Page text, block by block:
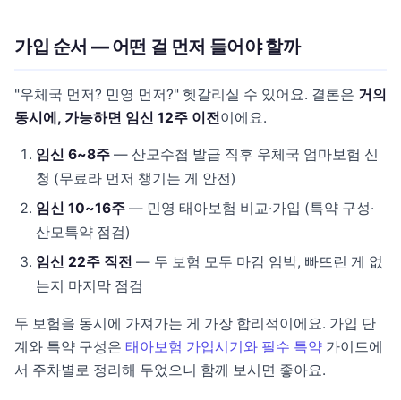
가입 순서 — 어떤 걸 먼저 들어야 할까
"우체국 먼저? 민영 먼저?" 헷갈리실 수 있어요. 결론은 거의
동시에, 가능하면 임신 12주 이전이에요.
임신 6~8주 — 산모수첩 발급 직후 우체국 엄마보험 신
청 (무료라 먼저 챙기는 게 안전)
임신 10~16주 — 민영 태아보험 비교·가입 (특약 구성·
산모특약 점검)
임신 22주 직전 — 두 보험 모두 마감 임박, 빠뜨린 게 없
는지 마지막 점검
두 보험을 동시에 가져가는 게 가장 합리적이에요. 가입 단
계와 특약 구성은 태아보험 가입시기와 필수 특약 가이드에
서 주차별로 정리해 두었으니 함께 보시면 좋아요.